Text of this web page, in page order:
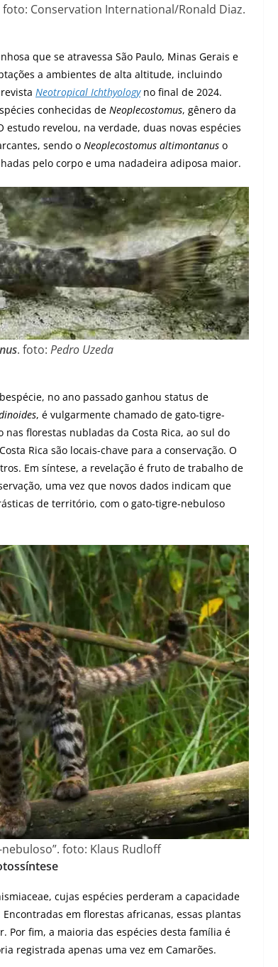
foto: Conservation International/Ronald Diaz.
que se atravessa São Paulo, Minas Gerais e
a ambientes de alta altitude, incluindo
Neotropical Ichthyologyno final de 2024.
conhecidas de Neoplecostomus, gênero da
estudo revelou, na verdade, duas novas espécies
sendo o Neoplecostomus altimontanus o
pelo corpo e uma nadadeira adiposa maior.
. foto: Pedro Uzeda
no ano passado ganhou status de
, é vulgarmente chamado de gato-tigre-
florestas nubladas da Costa Rica, ao sul do
Rica são locais-chave para a conservação. O
Em síntese, a revelação é fruto de trabalho de
uma vez que novos dados indicam que
de território, com o gato-tigre-nebuloso
foto: Klaus Rudloff
cujas espécies perderam a capacidade
em florestas africanas, essas plantas
Por fim, a maioria das espécies desta família é
registrada apenas uma vez em Camarões.